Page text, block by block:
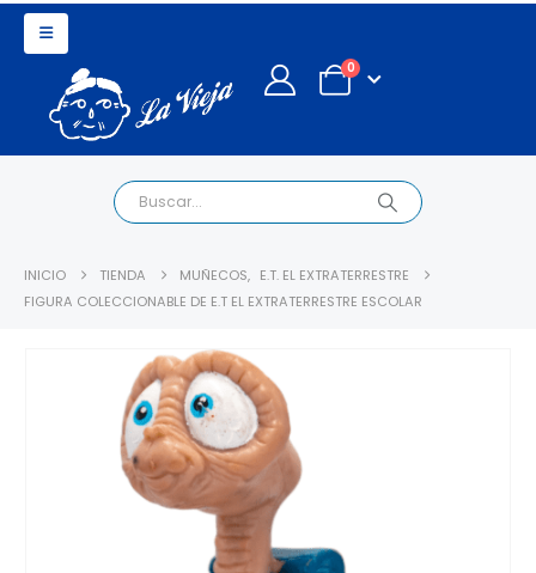
0
INICIO TIENDA MUÑECOS, E.T. EL EXTRATERRESTRE
FIGURA COLECCIONABLE DE E.T EL EXTRATERRESTRE ESCOLAR